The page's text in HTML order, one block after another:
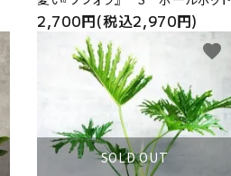
2,700円(税込2,970円)
SOLD OUT
favorite